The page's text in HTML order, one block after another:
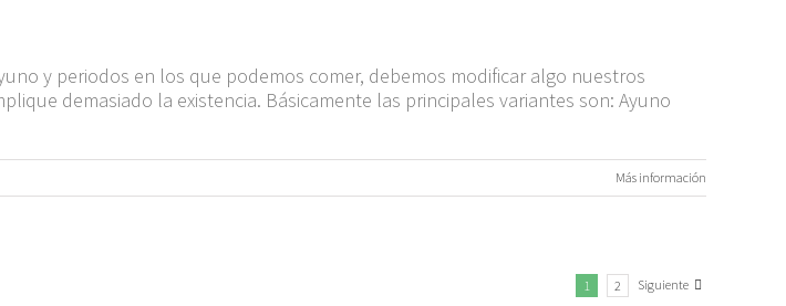
y periodos en los que podemos comer, debemos modificar algo nuestros
demasiado la existencia. Básicamente las principales variantes son: Ayuno
Más información
1 2 Siguiente